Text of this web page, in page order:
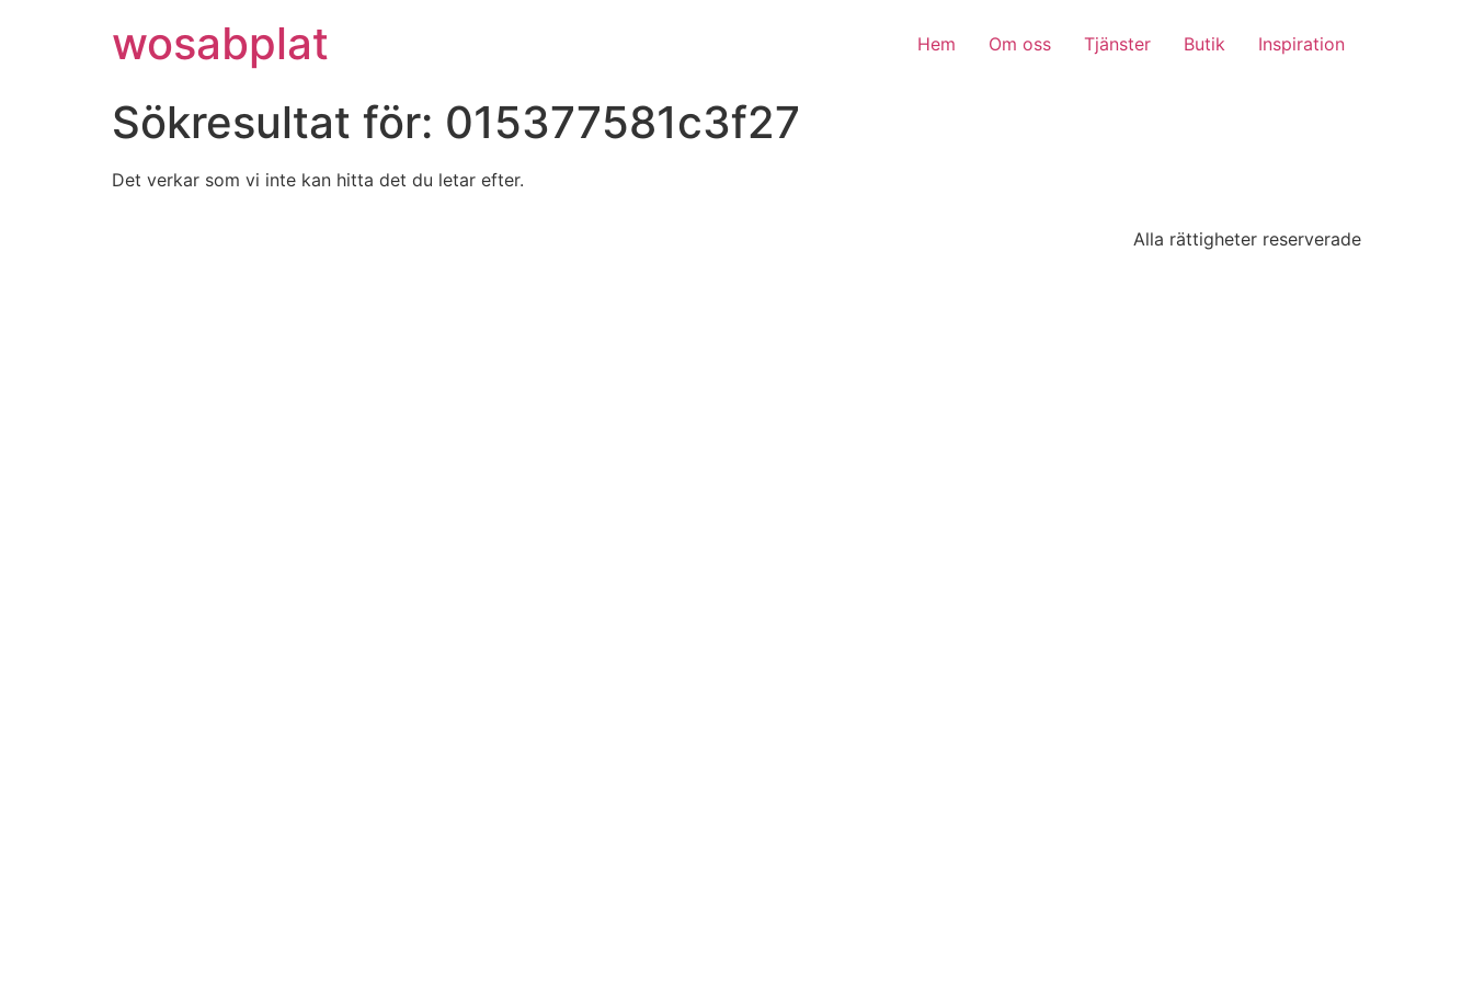
wosabplat Hem Om oss Tjänster Butik Inspiration
Sökresultat för: 015377581c3f27
Det verkar som vi inte kan hitta det du letar efter.
Alla rättigheter reserverade